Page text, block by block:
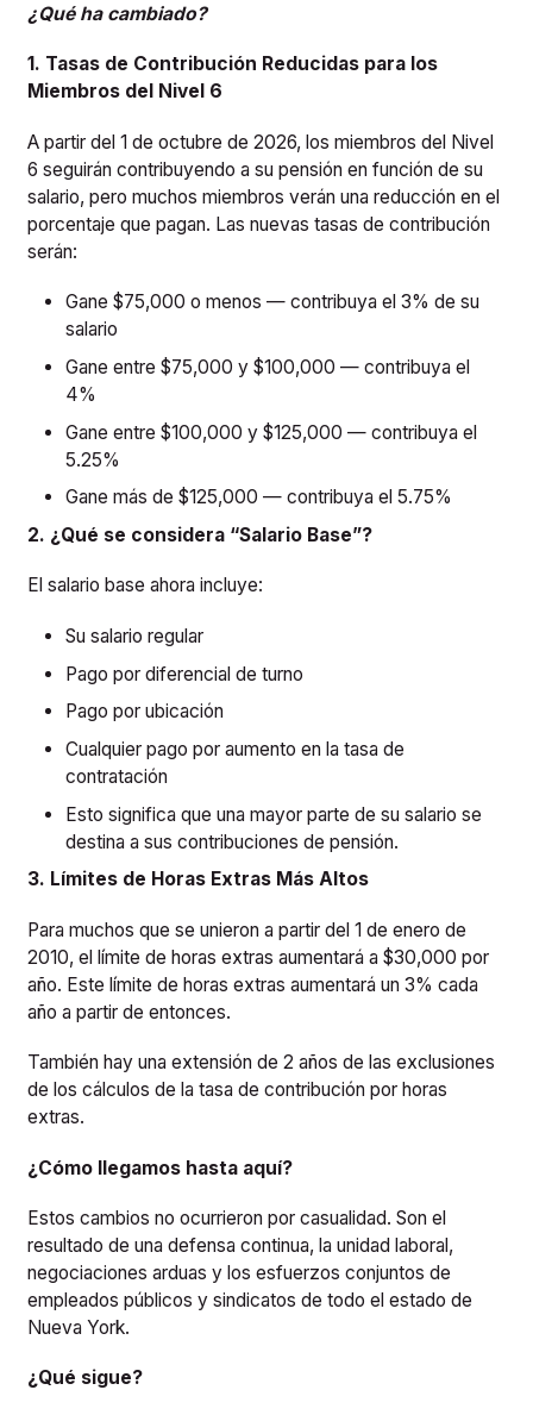
¿Qué ha cambiado?
1. Tasas de Contribución Reducidas para los
Miembros del Nivel 6
A partir del 1 de octubre de 2026, los miembros del Nivel
6 seguirán contribuyendo a su pensión en función de su
salario, pero muchos miembros verán una reducción en el
porcentaje que pagan. Las nuevas tasas de contribución
serán:
Gane $75,000 o menos — contribuya el 3% de su
salario
Gane entre $75,000 y $100,000 — contribuya el
4%
Gane entre $100,000 y $125,000 — contribuya el
5.25%
Gane más de $125,000 — contribuya el 5.75%
2. ¿Qué se considera “Salario Base”?
El salario base ahora incluye:
Su salario regular
Pago por diferencial de turno
Pago por ubicación
Cualquier pago por aumento en la tasa de
contratación
Esto significa que una mayor parte de su salario se
destina a sus contribuciones de pensión.
3. Límites de Horas Extras Más Altos
Para muchos que se unieron a partir del 1 de enero de
2010, el límite de horas extras aumentará a $30,000 por
año. Este límite de horas extras aumentará un 3% cada
año a partir de entonces.
También hay una extensión de 2 años de las exclusiones
de los cálculos de la tasa de contribución por horas
extras.
¿Cómo llegamos hasta aquí?
Estos cambios no ocurrieron por casualidad. Son el
resultado de una defensa continua, la unidad laboral,
negociaciones arduas y los esfuerzos conjuntos de
empleados públicos y sindicatos de todo el estado de
Nueva York.
¿Qué sigue?